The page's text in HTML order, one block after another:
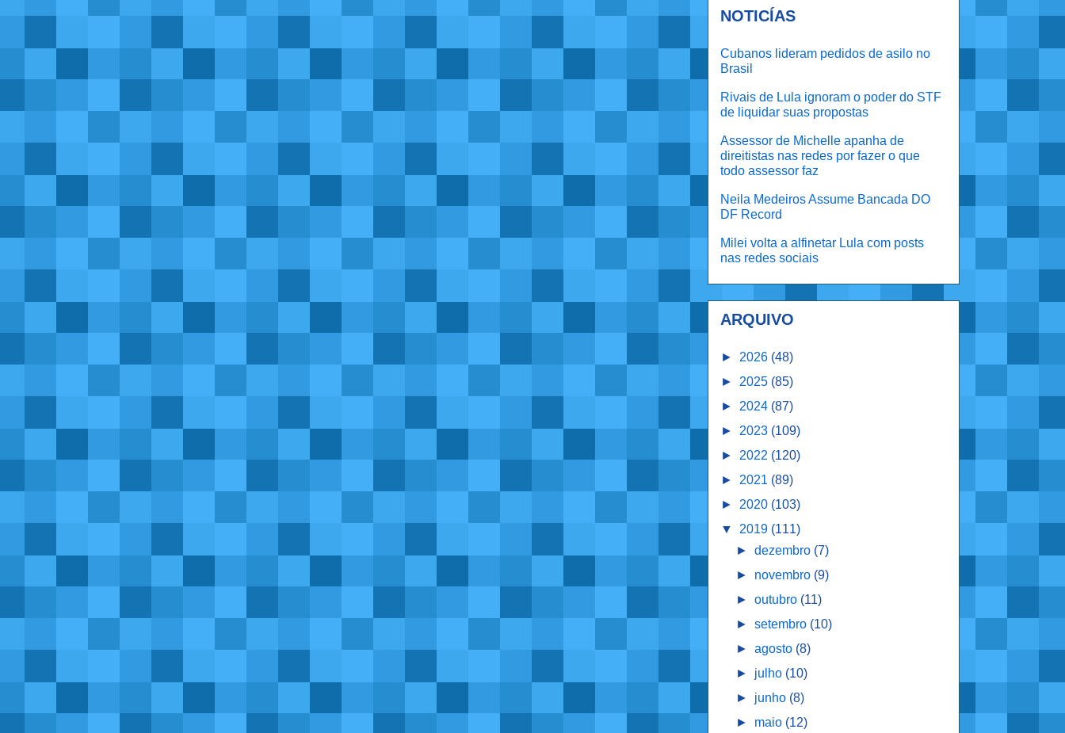
NOTICÍAS
Cubanos lideram pedidos de asilo no
Brasil
Rivais de Lula ignoram o poder do STF
de liquidar suas propostas
Assessor de Michelle apanha de
direitistas nas redes por fazer o que
todo assessor faz
Neila Medeiros Assume Bancada DO
DF Record
Milei volta a alfinetar Lula com posts
nas redes sociais
ARQUIVO
► 2026 (48)
► 2025 (85)
► 2024 (87)
► 2023 (109)
► 2022 (120)
► 2021 (89)
► 2020 (103)
▼ 2019 (111)
►dezembro (7)
► novembro (9)
►outubro (11)
►setembro (10)
►agosto (8)
► julho (10)
► junho (8)
► maio (12)